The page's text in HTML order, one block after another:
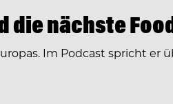
die nächste
Im Podcast spricht er